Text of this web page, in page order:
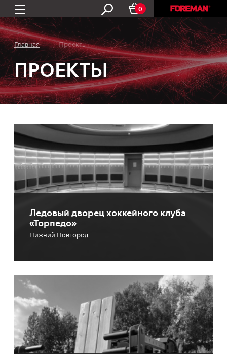
0
Главная Проекты
ПРОЕКТЫ
Ледовый дворец хоккейного клуба
«Торпедо»
Нижний Новгород